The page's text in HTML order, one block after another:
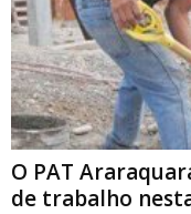
O PAT
de trabalho